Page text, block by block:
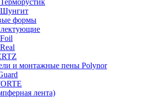
Шунгит
формы
и монтажные пены Polynor
лента)